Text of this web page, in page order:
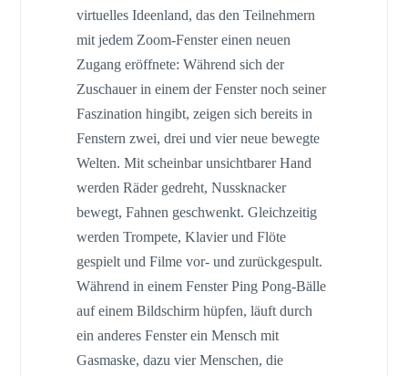
virtuelles Ideenland, das den Teilnehmern
mit jedem Zoom-Fenster einen neuen
Zugang eröffnete: Während sich der
Zuschauer in einem der Fenster noch seiner
Faszination hingibt, zeigen sich bereits in
Fenstern zwei, drei und vier neue bewegte
Welten. Mit scheinbar unsichtbarer Hand
werden Räder gedreht, Nussknacker
bewegt, Fahnen geschwenkt. Gleichzeitig
werden Trompete, Klavier und Flöte
gespielt und Filme vor- und zurückgespult.
Während in einem Fenster Ping Pong-Bälle
auf einem Bildschirm hüpfen, läuft durch
ein anderes Fenster ein Mensch mit
Gasmaske, dazu vier Menschen, die